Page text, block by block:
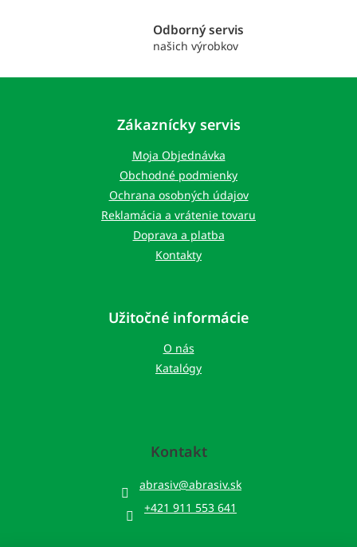
s
u
Odborný servis
našich výrobkov
Z
Zákaznícky servis
Moja Objednávka
Obchodné podmienky
Ochrana osobných údajov
Reklamácia a vrátenie tovaru
Doprava a platba
Kontakty
Užitočné informácie
O nás
Katalógy
Kontakt
abrasiv@abrasiv.sk
+421 911 553 641